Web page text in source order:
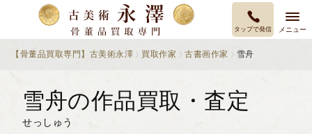
タップで発信 メニュー
【骨董品買取専門】古美術永澤 買取作家 古書画作家 雪舟
雪舟の作品買取・査定
せっしゅう